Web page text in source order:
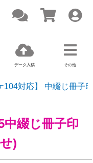
データ入稿 その他
104対応】 中綴じ冊子
中綴じ冊子印
)